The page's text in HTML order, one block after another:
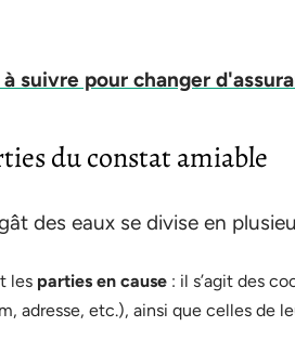
suivre pour changer
du constat amiable
des eaux se divise en
les parties en cause : il s’agit des
adresse, etc.), ainsi que celles de